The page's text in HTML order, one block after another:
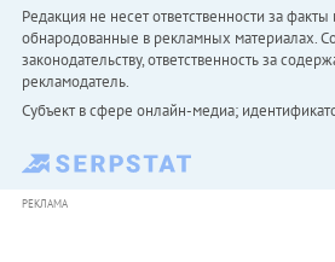
Редакция не несет ответственности за
обнародованные в рекламных материалах.
законодательству, ответственность за
рекламодатель.
Субъект в сфере онлайн-медиа;
РЕКЛАМА